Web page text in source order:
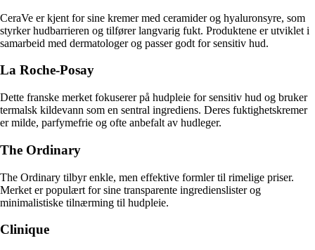
CeraVe er kjent for sine kremer med ceramider og hyaluronsyre, som
styrker hudbarrieren og tilfører langvarig fukt. Produktene er utviklet i
samarbeid med dermatologer og passer godt for sensitiv hud.
La Roche-Posay
Dette franske merket fokuserer på hudpleie for sensitiv hud og bruker
termalsk kildevann som en sentral ingrediens. Deres fuktighetskremer
er milde, parfymefrie og ofte anbefalt av hudleger.
The Ordinary
The Ordinary tilbyr enkle, men effektive formler til rimelige priser.
Merket er populært for sine transparente ingredienslister og
minimalistiske tilnærming til hudpleie.
Clinique